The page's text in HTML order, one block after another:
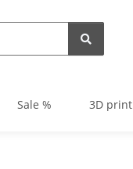
Sale % 3D print